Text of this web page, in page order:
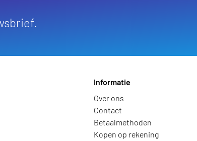
Informatie
Over ons
Contact
Betaalmethoden
Kopen op rekening